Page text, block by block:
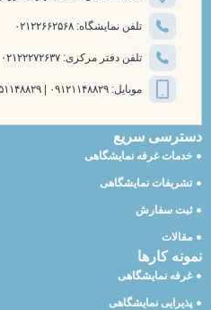
تلفن نمایشگاه: ۰۲۱۲۲۶۶۲۵۶۸
تلفن دفتر مرکزی: ۰۲۱۲۲۲۷۲۶۳۷
موبایل: ۰۹۱۲۱۱۴۸۸۲۹ | ۰۹۳۵۱۱۴۸۸۲۹
دسترسی سریع
خدمات غرفه نمایشگاهی
تشریفات نمایشگاهی
ثبت سفارش
مقالات
نمونه کارها
غرفه نمایشگاهی
پذیرایی نمایشگاهی